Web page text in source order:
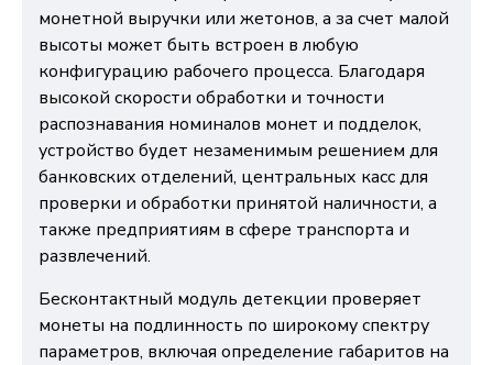
монетной выручки или жетонов, а за счет малой
высоты может быть встроен в любую
конфигурацию рабочего процесса. Благодаря
высокой скорости обработки и точности
распознавания номиналов монет и подделок,
устройство будет незаменимым решением для
банковских отделений, центральных касс для
проверки и обработки принятой наличности, а
также предприятиям в сфере транспорта и
развлечений.
Бесконтактный модуль детекции проверяет
монеты на подлинность по широкому спектру
параметров, включая определение габаритов на